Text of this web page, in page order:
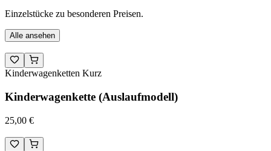
Einzelstücke zu besonderen Preisen.
Alle ansehen
Kinderwagenketten Kurz
Kinderwagenkette (Auslaufmodell)
25,00 €